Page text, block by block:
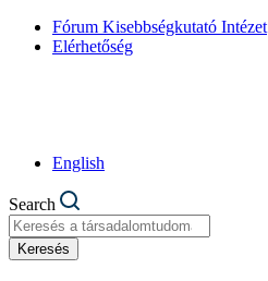
Fórum Kisebbségkutató Intézet
Elérhetőség
English
Search
Keresés